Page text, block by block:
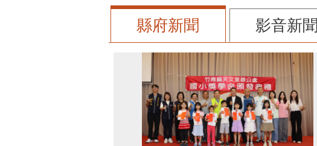
縣府新聞 影音新聞